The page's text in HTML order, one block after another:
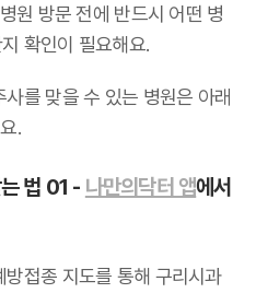
원 방문 전에 반드시 어떤 병
확인이 필요해요.
를 맞을 수 있는 병원은 아래
.
법 01 - 나만의닥터 앱에서
접종 지도를 통해 구리시과